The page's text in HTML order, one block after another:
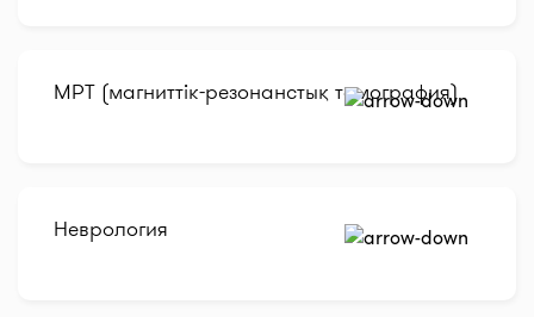
МРТ (магниттік-резонанстық томография)
Неврология